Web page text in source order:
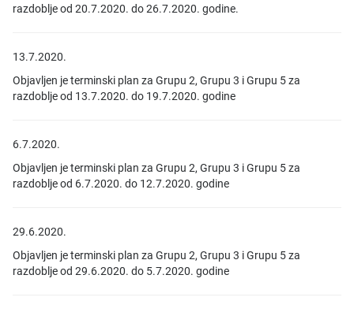
razdoblje od 20.7.2020. do 26.7.2020. godine.
13.7.2020.
Objavljen je terminski plan za Grupu 2, Grupu 3 i Grupu 5 za
razdoblje od 13.7.2020. do 19.7.2020. godine
6.7.2020.
Objavljen je terminski plan za Grupu 2, Grupu 3 i Grupu 5 za
razdoblje od 6.7.2020. do 12.7.2020. godine
29.6.2020.
Objavljen je terminski plan za Grupu 2, Grupu 3 i Grupu 5 za
razdoblje od 29.6.2020. do 5.7.2020. godine